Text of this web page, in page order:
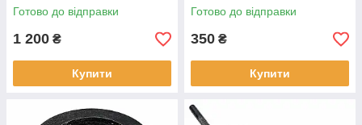
Готово до відправки
1 200 ₴
Купити
Готово до відправки
350 ₴
Купити